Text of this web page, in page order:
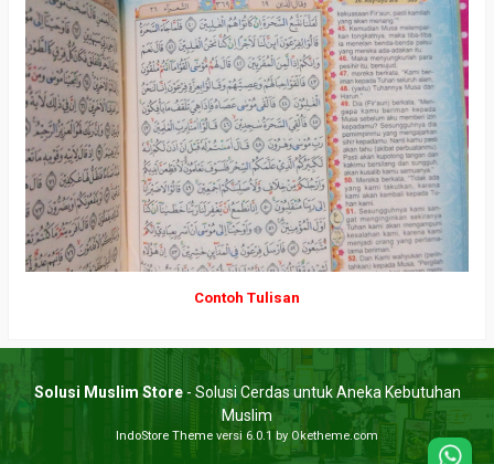
Contoh Tulisan
Solusi Muslim Store- Solusi Cerdas untuk Aneka Kebutuhan
Muslim
IndoStore Theme versi 6.0.1 by Oketheme.com